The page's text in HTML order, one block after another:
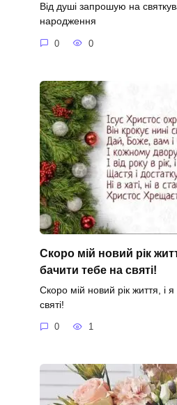
Від душі запрошую на
народження
0 0
Скоро мій новий рік
бачити тебе на святі!
Скоро мій новий рік життя, і
святі!
0 1